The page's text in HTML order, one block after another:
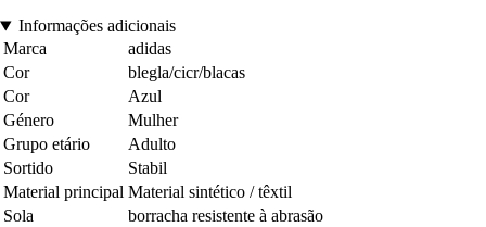
Informações adicionais
Marca
adidas
Cor
blegla/cicr/blacas
Cor
Azul
Género
Mulher
Grupo etário
Adulto
Sortido
Stabil
Material principal Material sintético / têxtil
Sola
borracha resistente à abrasão